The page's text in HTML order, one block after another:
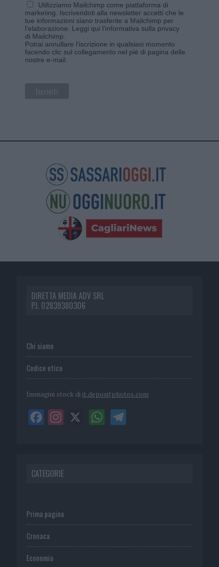
Utilizziamo Mailchimp come piattaforma di
marketing. Iscrivendoti alla newsletter accetti che le
tue informazioni siano trasferite a Mailchimp per
l'elaborazione. Leggi qui l'informativa sulla privacy
di Mailchimp
Potrai annullare l'iscrizione in qualsiasi momento
facendo clic sul collegamento nel piè di pagina delle
nostre e-mail.
DIRETTA MEDIA ADV SRL
P.I. 02839380306
Chi siamo
Codice etico
Immagini stock di it.depositphotos.com
CATEGORIE
Prima pagina
Cronaca
Economia